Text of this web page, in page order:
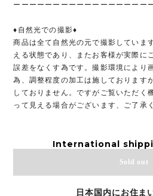
ーーーーーーーーーーーーーーーーー
♦︎自然光での撮影♦︎
商品は全て自然光の元で撮影していま
える状態であり、またお客様が実際に
誤差をなくす為です。撮影環境により
為、調整程度の加工は施しております
しておりません。ですがご覧いただく
って見える場合がございます、ご了承
International
Sold out
日本国内にお住ま